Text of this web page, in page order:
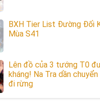
BXH Tier List Đường Đối
Mùa S41
Lên đồ của 3 tướng T0
kháng! Na Tra dần
đi rừng